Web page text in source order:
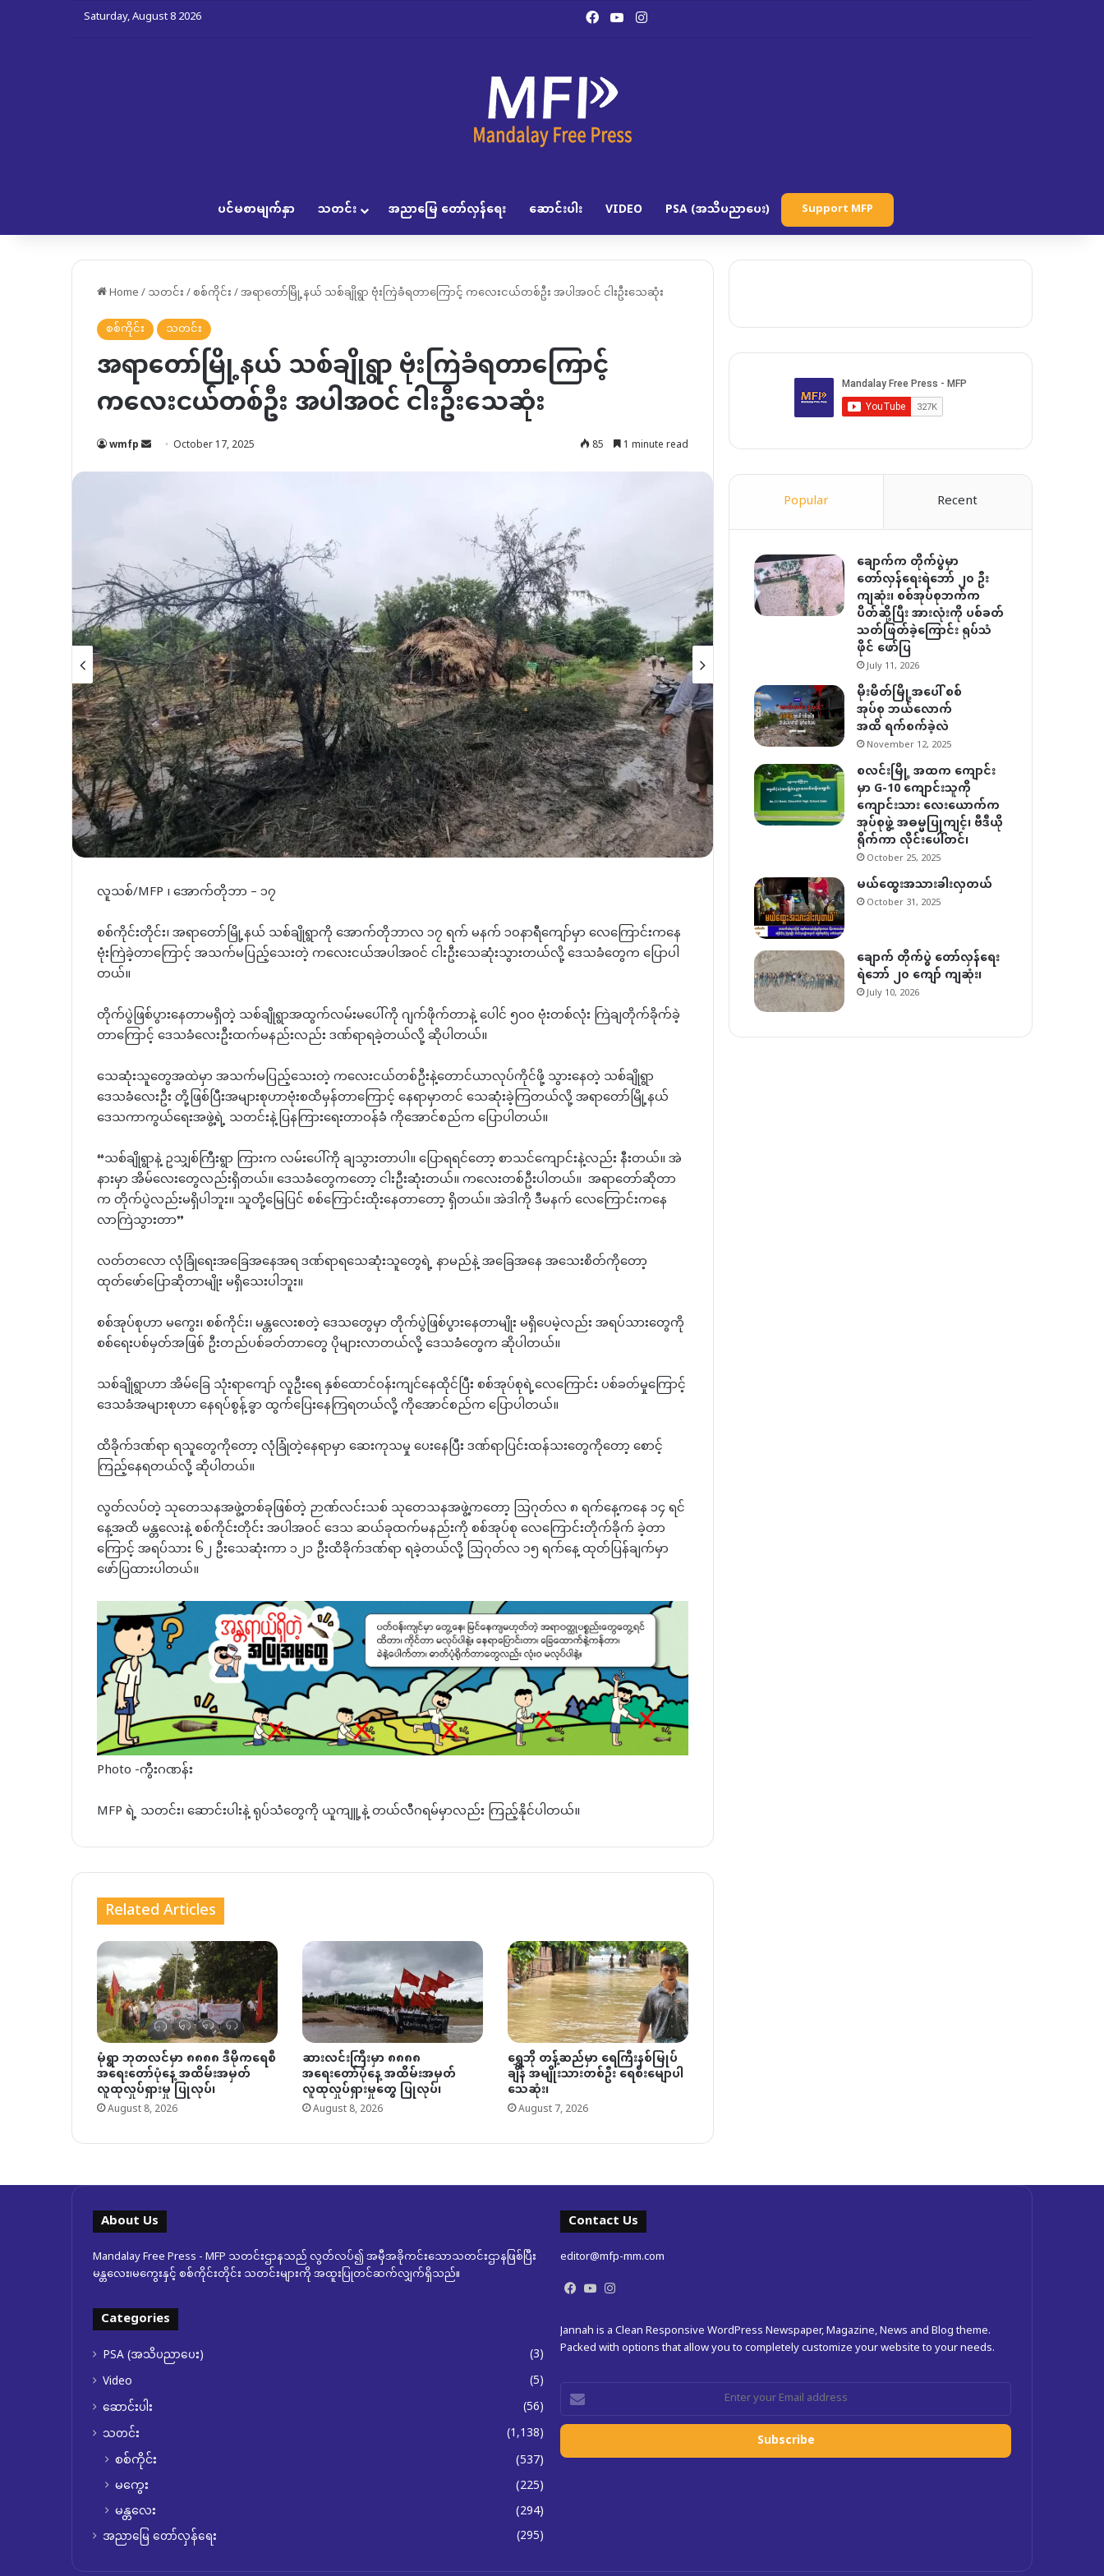
Saturday, August 8 2026 Facebook
YouTubeInstagram
ပင်မစာမျက်နှာ သတင်း အညာမြေ တော်လှန်ရေး ဆောင်းပါး VIDEO PSA (အသိပညာပေး) Support MFP
Home/သတင်း/စစ်ကိုင်း/အရာတော်မြို့နယ် သစ်ချိုရွာ ဗုံးကြဲခံရတာကြောင့် ကလေးငယ်တစ်ဦး အပါအဝင် ငါးဦးသေဆုံး
စစ်ကိုင်း
သတင်း
အရာတော်မြို့နယ် သစ်ချိုရွာ ဗုံးကြဲခံရတာကြောင့်
ကလေးငယ်တစ်ဦး အပါအဝင် ငါးဦးသေဆုံး
wmfp SendOctober 17, 2025 85 1 minute read
လူသစ်/MFP ၊ အောက်တိုဘာ – ၁၇
စစ်ကိုင်းတိုင်း၊ အရာတော်မြို့နယ် သစ်ချိုရွာကို အောက်တိုဘာလ ၁၇ ရက် မနက် ၁၀နာရီကျော်မှာ လေကြောင်းကနေ
ဗုံးကြဲခဲ့တာကြောင့် အသက်မပြည့်သေးတဲ့ ကလေးငယ်အပါအဝင် ငါးဦးသေဆုံးသွားတယ်လို့ ဒေသခံတွေက ပြောပါ
တယ်။
တိုက်ပွဲဖြစ်ပွားနေတာမရှိတဲ့ သစ်ချိုရွာအထွက်လမ်းမပေါ်ကို ဂျက်ဖိုက်တာနဲ့ ပေါင် ၅၀၀ ဗုံးတစ်လုံး ကြဲချတိုက်ခိုက်ခဲ့
တာကြောင့် ဒေသခံလေးဦးထက်မနည်းလည်း ဒဏ်ရာရခဲ့တယ်လို့ ဆိုပါတယ်။
သေဆုံးသူတွေအထဲမှာ အသက်မပြည့်သေးတဲ့ ကလေးငယ်တစ်ဦးနဲ့တောင်ယာလုပ်ကိုင်ဖို့ သွားနေတဲ့ သစ်ချိုရွာ
ဒေသခံလေးဦး တို့ဖြစ်ပြီးအများစုဟာဗုံးစထိမှန်တာကြောင့် နေရာမှာတင် သေဆုံးခဲ့ကြတယ်လို့ အရာတော်မြို့နယ်
ဒေသကာကွယ်ရေးအဖွဲ့ရဲ့ သတင်းနဲ့ပြနကြားရေးတာဝန်ခံ ကိုအောင်စည်က ပြောပါတယ်။
“သစ်ချိုရွာနဲ့ ဥသျှစ်ကြီးရွာ ကြားက လမ်းပေါ်ကို ချသွားတာပါ။ ပြောရရင်တော့ စာသင်ကျောင်းနဲ့လည်း နီးတယ်။ အဲ
နားမှာ အိမ်လေးတွေလည်းရှိတယ်။ ဒေသခံတွေကတော့ ငါးဦးဆုံးတယ်။ ကလေးတစ်ဦးပါတယ်။ အရာတော်ဆိုတာ
က တိုက်ပွဲလည်းမရှိပါဘူး။ သူတို့မြေပြင် စစ်ကြောင်းထိုးနေတာတော့ ရှိတယ်။ အဲဒါကို ဒီမနက် လေကြောင်းကနေ
လာကြဲသွားတာ”
လတ်တလော လုံခြုံရေးအခြေအနေအရ ဒဏ်ရာရသေဆုံးသူတွေရဲ့ နာမည်နဲ့ အခြေအနေ အသေးစိတ်ကိုတော့
ထုတ်ဖော်ပြောဆိုတာမျိုး မရှိသေးပါဘူး။
စစ်အုပ်စုဟာ မကွေး၊ စစ်ကိုင်း၊ မန္တလေးစတဲ့ ဒေသတွေမှာ တိုက်ပွဲဖြစ်ပွားနေတာမျိုး မရှိပေမဲ့လည်း အရပ်သားတွေကို
စစ်ရေးပစ်မှတ်အဖြစ် ဦးတည်ပစ်ခတ်တာတွေ ပိုများလာတယ်လို့ ဒေသခံတွေက ဆိုပါတယ်။
သစ်ချိုရွာဟာ အိမ်ခြေ သုံးရာကျော် လူဦးရေ နှစ်ထောင်ဝန်းကျင်နေထိုင်ပြီး စစ်အုပ်စုရဲ့လေကြောင်း ပစ်ခတ်မှုကြောင့်
ဒေသခံအများစုဟာ နေရပ်စွန့်ခွာ ထွက်ပြေးနေကြရတယ်လို့ ကိုအောင်စည်က ပြောပါတယ်။
ထိခိုက်ဒဏ်ရာ ရသူတွေကိုတော့ လုံခြုံတဲ့နေရာမှာ ဆေးကုသမှု ပေးနေပြီး ဒဏ်ရာပြင်းထန်သးတွေကိုတော့ စောင့်
ကြည့်နေရတယ်လို့ ဆိုပါတယ်။
လွတ်လပ်တဲ့ သုတေသနအဖွဲ့တစ်ခုဖြစ်တဲ့ ဉာဏ်လင်းသစ် သုတေသနအဖွဲ့ကတော့ ဩဂုတ်လ ၈ ရက်နေ့ကနေ ၁၄ ရင်
နေ့အထိ မန္တလေးနဲ့ စစ်ကိုင်းတိုင်း အပါအဝင် ​ဒေသ ဆယ်ခုထက်မနည်းကို စစ်အုပ်စု လေကြောင်းတိုက်ခိုက် ခဲ့တာ
ကြောင့် အရပ်သား ၆၂ ဦးသေဆုံးကာ ၁၂၁ ဦးထိခိုက်ဒဏ်ရာ ရခဲ့တယ်လို့ ဩဂုတ်လ ၁၅ ရက်နေ့ ထုတ်ပြန်ချက်မှာ
ဖော်ပြထားပါတယ်။
Photo -ကွီးဂဏန်း
MFP ရဲ့ သတင်း၊ ဆောင်းပါးနဲ့ ရုပ်သံတွေကို ယူကျူ့နဲ့ တယ်လီဂရမ်မှာလည်း ကြည့်နိုင်ပါတယ်။
Related Articles
မုံရွာ ဘုတလင်မှာ ၈၈၈၈ ဒီမိုကရေစီ
အရေးတော်ပုံနေ့ အထိမ်းအမှတ်
လူထုလှုပ်ရှားမှု ပြုလုပ်၊
August 8, 2026
ဆားလင်းကြီးမှာ ၈၈၈၈
အရေးတော်ပုံနေ့ အထိမ်းအမှတ်
လူထုလှုပ်ရှားမှုတွေ ပြုလုပ်၊
August 8, 2026
ရွှေဘို တန့်ဆည်မှာ ရေကြီးနစ်မြုပ်
ချိန် အမျိုးသားတစ်ဦး ရေစီးမျောပါ
သေဆုံး၊
August 7, 2026
Popular Recent
ချောက်က တိုက်ပွဲမှာ
တော်လှန်ရေးရဲဘော် ၂၀ ဦး
ကျဆုံး၊ စစ်အုပ်စုဘက်က
ပိတ်ဆို့ပြီး အားလုံးကို ပစ်ခတ်
သတ်ဖြတ်ခဲ့ကြောင်း ရုပ်သံ
ဖိုင် ဖော်ပြ
July 11, 2026
မိုးမိတ်မြို့အပေါ် စစ်
အုပ်စု ဘယ်လောက်
အထိ ရက်စက်ခဲ့လဲ
November 12, 2025
စလင်းမြို့ အထက ကျောင်း
မှာ G-10 ကျောင်းသူကို
ကျောင်းသား လေးယောက်က
အုပ်စုဖွဲ့ အဓမ္မပြုကျင့်၊ ဗီဒီယို
ရိုက်ကာ လိုင်းပေါ်တင်၊
October 25, 2025
မယ်ထွေးအသားခါးလှတယ်
October 31, 2025
ချောက် တိုက်ပွဲ တော်လှန်ရေး
ရဲဘော် ၂၀ ကျော် ကျဆုံး၊
July 10, 2026
About Us
Mandalay Free Press - MFP သတင်းဌာနသည် လွတ်လပ်၍ အမှီအခိုကင်းသောသတင်းဌာနဖြစ်ပြီး
မန္တလေး၊မကွေးနှင့် စစ်ကိုင်းတိုင်း သတင်းများကို အထူးပြုတင်ဆက်လျှက်ရှိသည်။
Categories
PSA (အသိပညာပေး)
(3)
Video
(5)
ဆောင်းပါး
(56)
သတင်း
(1,138)
စစ်ကိုင်း
(537)
မကွေး
(225)
မန္တလေး
(294)
အညာမြေ တော်လှန်ရေး (295)
Contact Us
editor@mfp-mm.com
Facebook
YouTube
Jannah is a Clean Responsive WordPress Newspaper, Magazine, News and Blog theme.
Packed with options that allow you to completely customize your website to your needs.
Enter
your
Email